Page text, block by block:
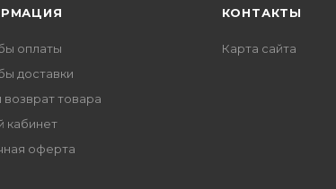
оплаты
доставки
возврат товара
кабинет
оферта
КОНТАКТЫ
Карта сайта